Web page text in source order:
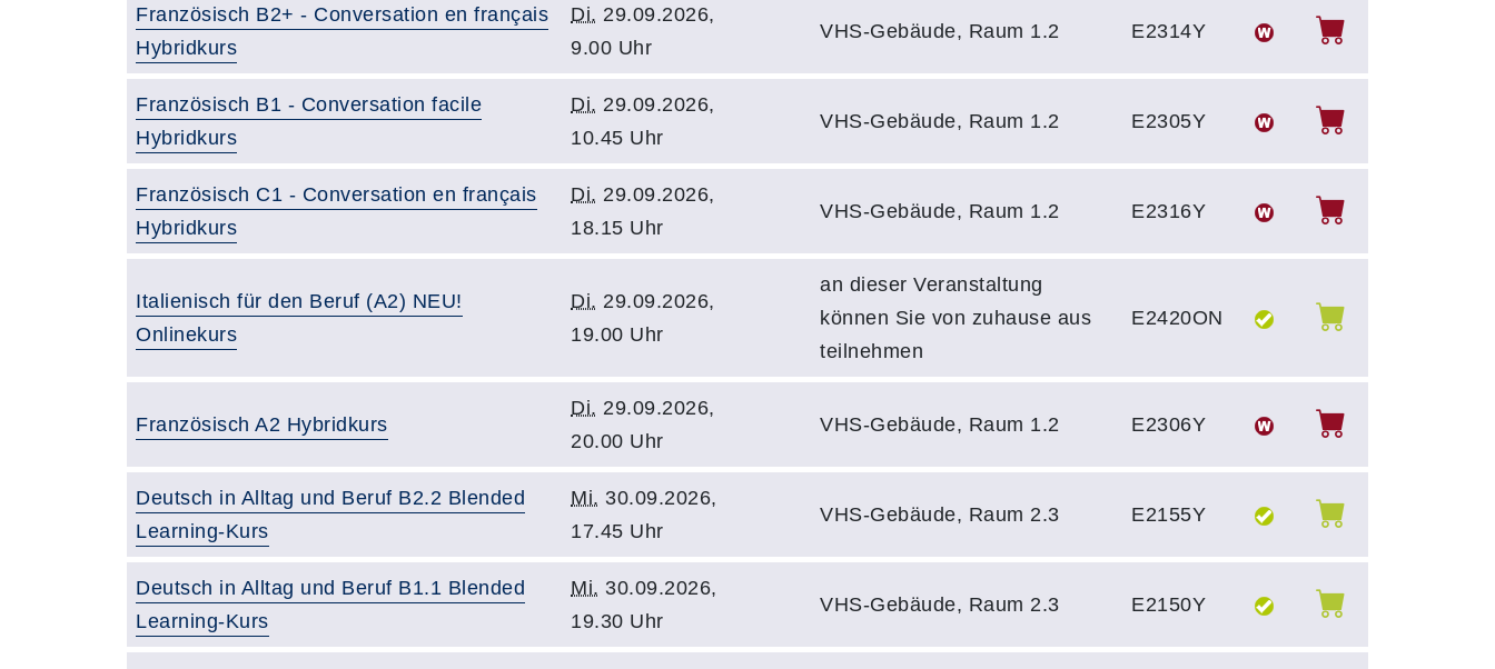
Französisch B2+ - Conversation en français
Hybridkurs
Di. 29.09.2026,
9.00 Uhr
VHS-Gebäude, Raum 1.2 E2314Y
Französisch B1 - Conversation facile
Hybridkurs
Di. 29.09.2026,
10.45 Uhr
VHS-Gebäude, Raum 1.2 E2305Y
Französisch C1 - Conversation en français
Hybridkurs
Di. 29.09.2026,
18.15 Uhr
VHS-Gebäude, Raum 1.2 E2316Y
Italienisch für den Beruf (A2) NEU!
Onlinekurs
Di. 29.09.2026,
19.00 Uhr
an dieser Veranstaltung
können Sie von zuhause aus
teilnehmen
E2420ON
Französisch A2 Hybridkurs
Di. 29.09.2026,
20.00 Uhr
VHS-Gebäude, Raum 1.2 E2306Y
Deutsch in Alltag und Beruf B2.2 Blended
Learning-Kurs
Mi. 30.09.2026,
17.45 Uhr
VHS-Gebäude, Raum 2.3 E2155Y
Deutsch in Alltag und Beruf B1.1 Blended
Learning-Kurs
Mi. 30.09.2026,
19.30 Uhr
VHS-Gebäude, Raum 2.3 E2150Y